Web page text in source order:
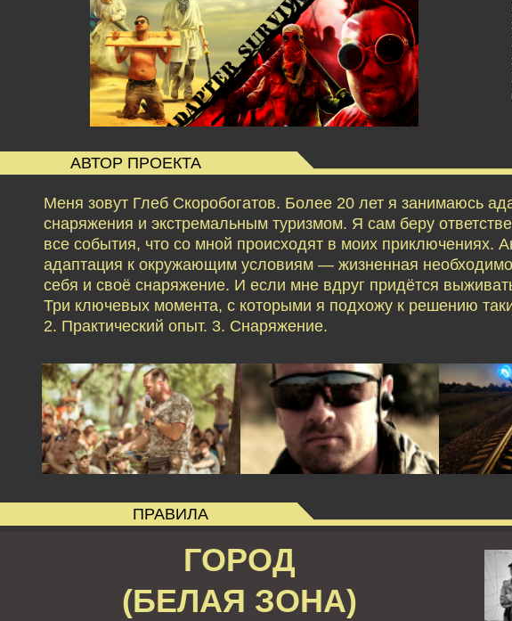
АВТОР ПРОЕКТА
Меня зовут Глеб Скоробогатов. Более 20 лет я занимаюсь
снаряжения и экстремальным туризмом. Я сам беру
все события, что со мной происходят в моих приключениях.
адаптация к окружающим условиям — жизненная
себя и своё снаряжение. И если мне вдруг придётся
Три ключевых момента, с которыми я подхожу к решению
2. Практический опыт. 3. Снаряжение.
ПРАВИЛА
ГОРОД
(БЕЛАЯ ЗОНА)